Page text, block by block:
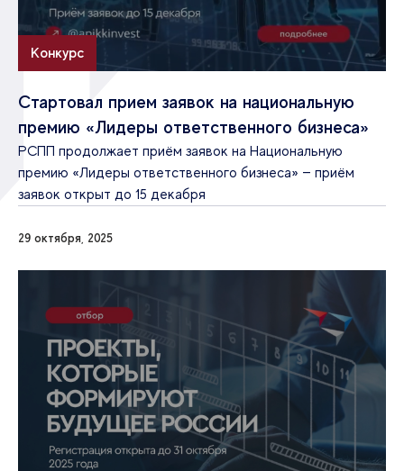
Конкурс
Стартовал прием заявок на национальную
премию «Лидеры ответственного бизнеса»
РСПП продолжает приём заявок на Национальную
премию «Лидеры ответственного бизнеса» — приём
заявок открыт до 15 декабря
29 октября, 2025